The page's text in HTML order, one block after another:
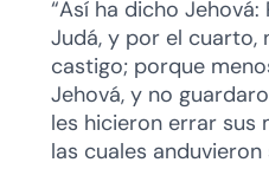
“Así ha dicho
Judá, y por el cuarto,
castigo; porque
Jehová, y no
les hicieron errar sus
las cuales anduvieron